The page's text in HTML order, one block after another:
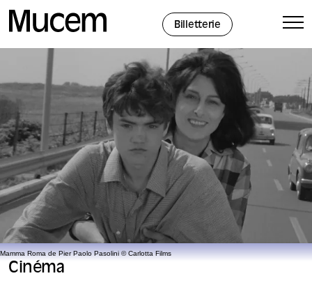
Billetterie
Mamma Roma de Pier Paolo Pasolini © Carlotta Films
Cinéma